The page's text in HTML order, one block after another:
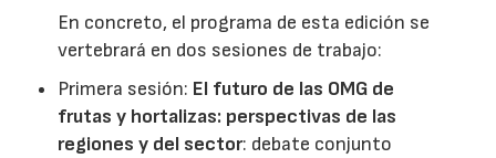
En concreto, el programa de esta edición se
vertebrará en dos sesiones de trabajo:
Primera sesión: El futuro de las OMG de
frutas y hortalizas: perspectivas de las
regiones y del sector: debate conjunto